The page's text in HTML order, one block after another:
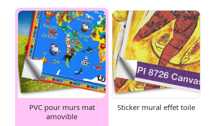
PVC pour murs mat
amovible
Sticker mural effet toile